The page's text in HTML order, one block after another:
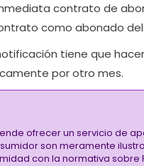
contrato de
como abonado
tiene que
por otro mes.
ofrecer un servicio de
son meramente
con la normativa sobre